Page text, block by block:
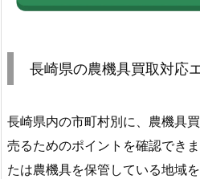
長崎県の農機具買取対応
長崎県内の市町村別に、農機具
売るためのポイントを確認でき
たは農機具を保管している地域を